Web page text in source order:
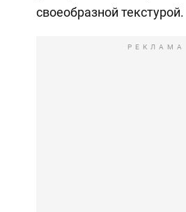
своеобразной текстурой.
РЕКЛАМА